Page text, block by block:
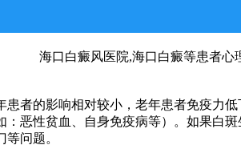
海口白癜风医院,海口白癜等患者心
者的影响相对较小，老年患者免疫力低
：恶性贫血、自身免疫病等）。如果白
问题。